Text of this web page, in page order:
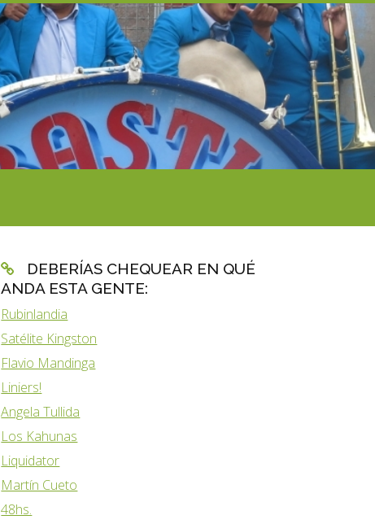
DEBERÍAS CHEQUEAR EN QUÉ
ANDA ESTA GENTE:
Rubinlandia
Satélite Kingston
Flavio Mandinga
Liniers!
Angela Tullida
Los Kahunas
Liquidator
Martín Cueto
48hs.